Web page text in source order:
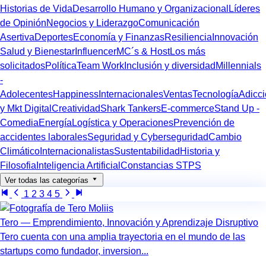
Historias de VidaDesarrollo Humano y Organizacional Líderes
de OpiniónNegocios y LiderazgoComunicación
AsertivaDeportesEconomía y FinanzasResiliencia Innovación
Salud y Bienestar InfluencerMC´s & HostLos más
solicitadosPolíticaTeam Work Inclusión y diversidad Millennials
-
AdolecentesHappiness InternacionalesVentasTecnología
y Mkt Digital CreatividadShark TankersE-commerceStand Up -
ComediaEnergía Logística y OperacionesPrevención de
accidentes laboralesSeguridad y CyberseguridadCambio
Climático InternacionalistasSustentabilidad Historia y
Filosofia Inteligencia Artificial Constancias STPS
Ver todas las categorías
1 2 3 4 5
Tero — Emprendimiento, Innovación y Aprendizaje Disruptivo
Tero cuenta con una amplia trayectoria en el mundo de las
startups como fundador, inversion...